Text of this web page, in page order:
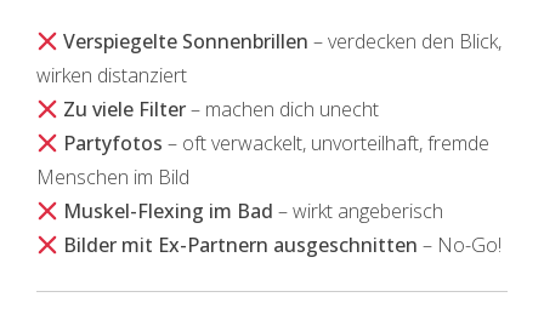
Verspiegelte Sonnenbrillen – verdecken den Blick,
wirken distanziert
Zu viele Filter– machen dich unecht
Partyfotos – oft verwackelt, unvorteilhaft, fremde
Menschen im Bild
Muskel-Flexing im Bad – wirkt angeberisch
Bilder mit Ex-Partnern ausgeschnitten – No-Go!